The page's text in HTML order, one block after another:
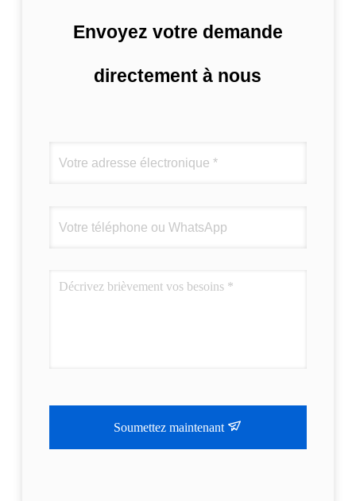
Envoyez votre demande
directement à nous
Soumettez maintenant